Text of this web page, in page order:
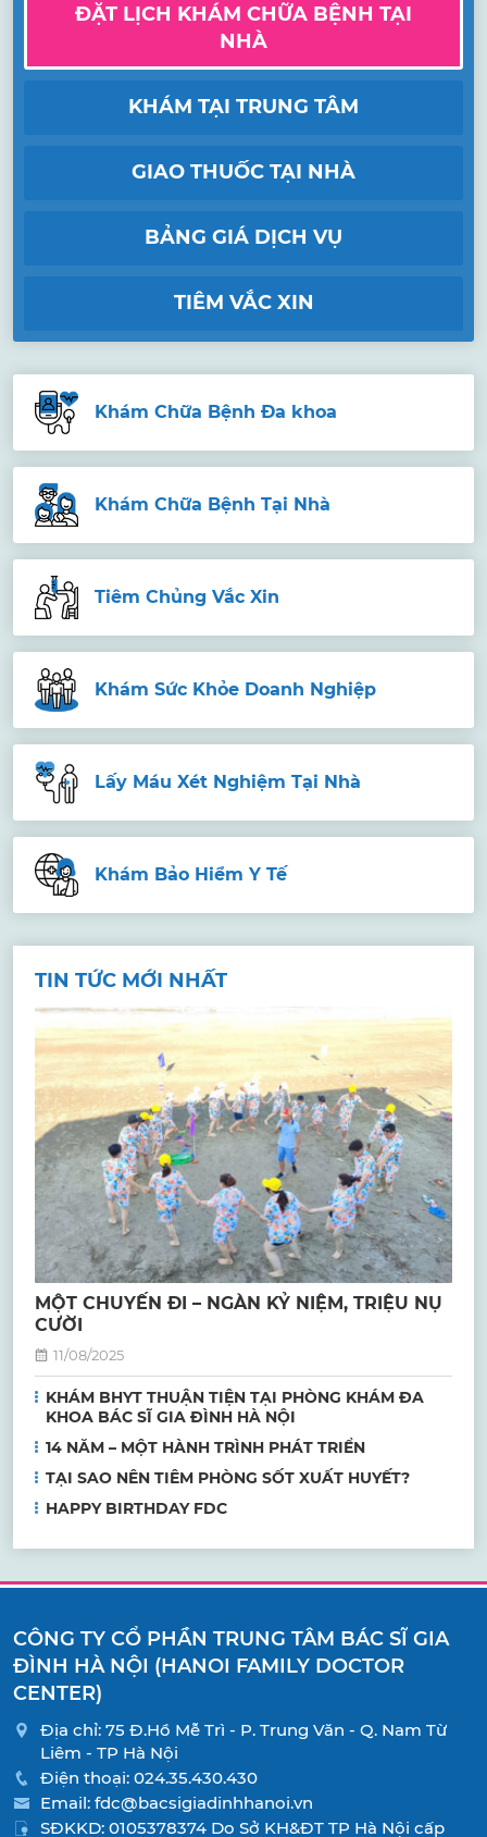
ĐẶT LỊCH KHÁM CHỮA BỆNH TẠI
NHÀ
KHÁM TẠI TRUNG TÂM
GIAO THUỐC TẠI NHÀ
BẢNG GIÁ DỊCH VỤ
TIÊM VẮC XIN
Khám Chữa Bệnh Đa khoa
Khám Chữa Bệnh Tại Nhà
Tiêm Chủng Vắc Xin
Khám Sức Khỏe Doanh Nghiệp
Lấy Máu Xét Nghiệm Tại Nhà
Khám Bảo Hiểm Y Tế
TIN TỨC MỚI NHẤT
MỘT CHUYẾN ĐI – NGÀN KỶ NIỆM, TRIỆU NỤ
CƯỜI
11/08/2025
KHÁM BHYT THUẬN TIỆN TẠI PHÒNG KHÁM ĐA
KHOA BÁC SĨ GIA ĐÌNH HÀ NỘI
14 NĂM – MỘT HÀNH TRÌNH PHÁT TRIỂN
TẠI SAO NÊN TIÊM PHÒNG SỐT XUẤT HUYẾT?
HAPPY BIRTHDAY FDC
CÔNG TY CỔ PHẦN TRUNG TÂM BÁC SĨ GIA
ĐÌNH HÀ NỘI (HANOI FAMILY DOCTOR
CENTER)
Địa chỉ: 75 Đ.Hồ Mễ Trì - P. Trung Văn - Q. Nam Từ
Liêm - TP Hà Nội
Điện thoại: 024.35.430.430
Email: fdc@bacsigiadinhhanoi.vn
SĐKKD: 0105378374 Do Sở KH&ĐT TP Hà Nội cấp